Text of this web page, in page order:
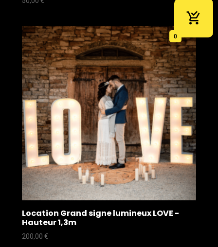
Location Grand signe lumineux LOVE -
Hauteur 1,3m
200,00 €
0